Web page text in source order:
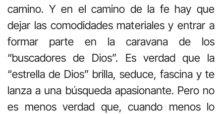
camino. Y en el camino de la fe hay que
dejar las comodidades materiales y entrar a
formar parte en la caravana de los
“buscadores de Dios”. Es verdad que la
“estrella de Dios” brilla, seduce, fascina y te
lanza a una búsqueda apasionante. Pero no
es menos verdad que, cuando menos lo